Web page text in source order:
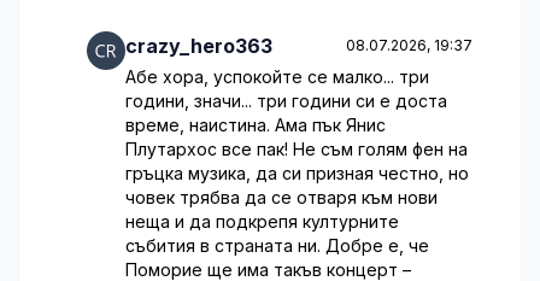
crazy_hero363 08.07.2026, 19:37
Абе хора, успокойте се малко... три
години, значи... три години си е доста
време, наистина. Ама пък Янис
Плутархос все пак! Не съм голям фен на
гръцка музика, да си призная честно, но
човек трябва да се отваря към нови
неща и да подкрепя културните
събития в страната ни. Добре е, че
Поморие ще има такъв концерт –